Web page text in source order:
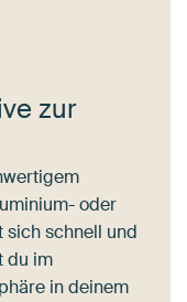
zur
oder
sich schnell und
du im
in deinem